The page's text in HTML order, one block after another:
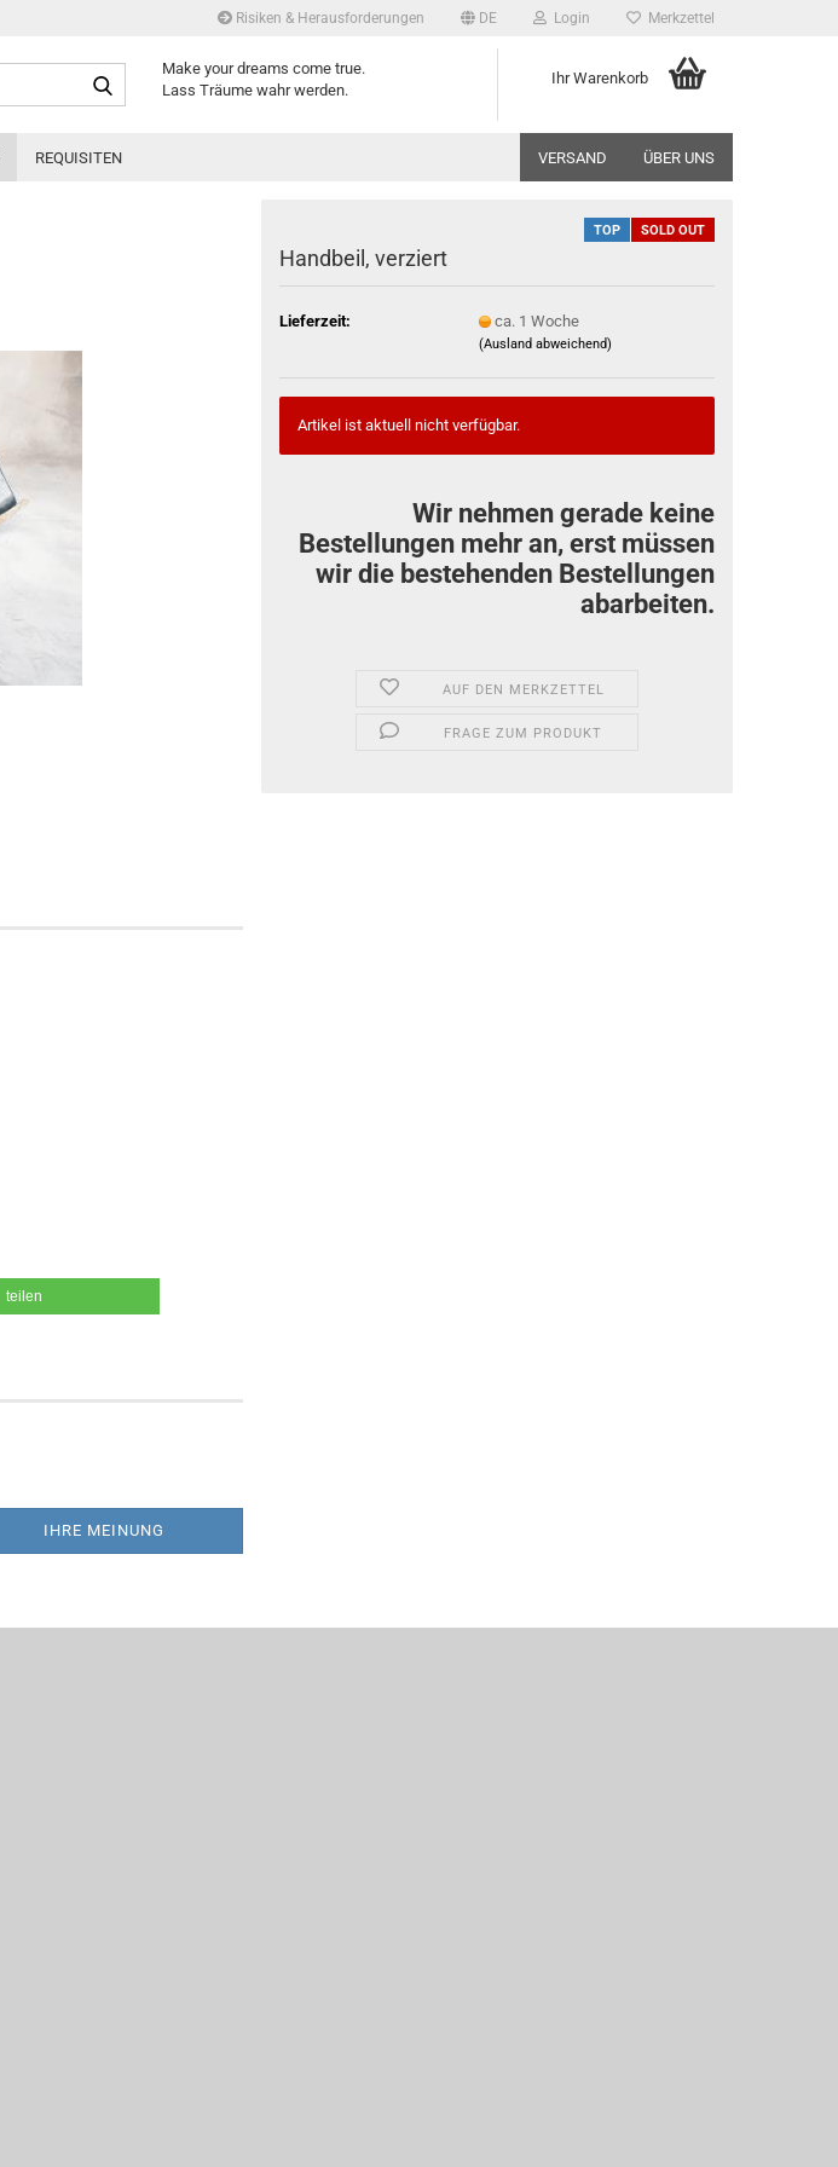
Risiken & Herausforderungen DE Login Merkzettel
Suche...Make your dreams come true.
Lass Träume wahr werden.
Ihr Warenkorb
REQUISITEN VERSAND ÜBER UNS
TOP SOLD OUT
Handbeil, verziert
Lieferzeit: ca. 1 Woche
(Ausland abweichend)
Artikel ist aktuell nicht verfügbar.
Wir nehmen gerade keine
Bestellungen mehr an, erst müssen
wir die bestehenden Bestellungen
abarbeiten.
AUF DEN MERKZETTEL
FRAGE ZUM PRODUKT
teilen
IHRE MEINUNG